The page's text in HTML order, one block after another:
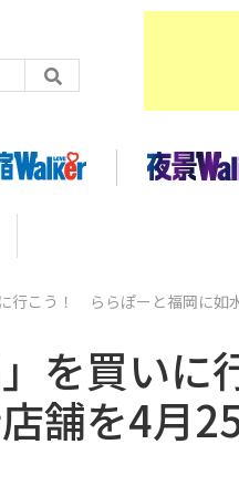
行こう！ ららぽーと福岡に如
」を買い
舗を4月